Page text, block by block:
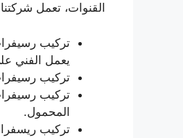
القنوات، تعمل
تركيب
يعمل الفني
تركيب
تركيب
المحمول.
تركيب